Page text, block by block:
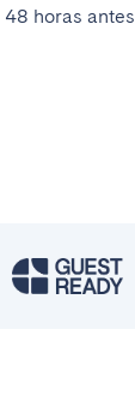
48 horas antes